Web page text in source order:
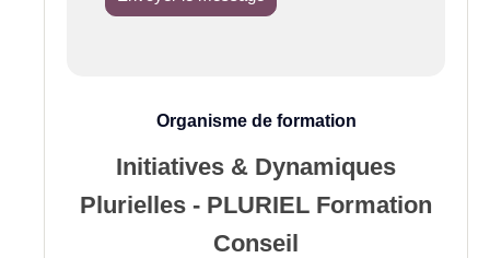
Organisme de formation
Initiatives & Dynamiques
Plurielles - PLURIEL Formation
Conseil